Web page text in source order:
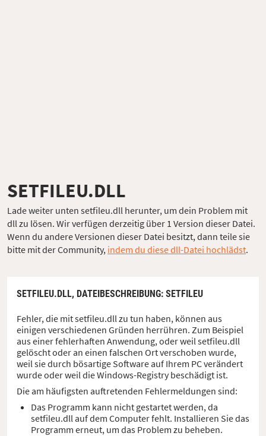
SETFILEU.DLL
Lade weiter unten setfileu.dll herunter, um dein Problem mit
dll zu lösen. Wir verfügen derzeitig über 1 Version dieser Datei.
Wenn du andere Versionen dieser Datei besitzt, dann teile sie
bitte mit der Community, indem du diese dll-Datei hochlädst.
SETFILEU.DLL, DATEIBESCHREIBUNG: SETFILEU
Fehler, die mit setfileu.dll zu tun haben, können aus
einigen verschiedenen Gründen herrühren. Zum Beispiel
aus einer fehlerhaften Anwendung, oder weil setfileu.dll
gelöscht oder an einen falschen Ort verschoben wurde,
weil sie durch bösartige Software auf Ihrem PC verändert
wurde oder weil die Windows-Registry beschädigt ist.
Die am häufigsten auftretenden Fehlermeldungen sind:
Das Programm kann nicht gestartet werden, da
setfileu.dll auf dem Computer fehlt. Installieren Sie das
Programm erneut, um das Problem zu beheben.